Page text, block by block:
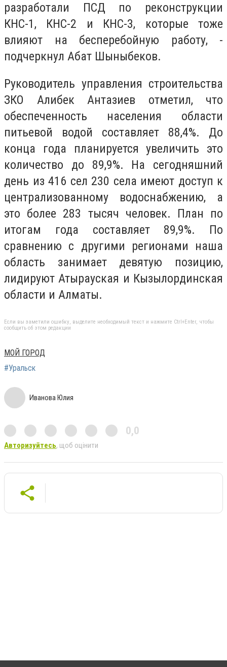
разработали ПСД по реконструкции
КНС-1, КНС-2 и КНС-3, которые тоже
влияют на бесперебойную работу, -
подчеркнул Абат Шыныбеков.
Руководитель управления строительства
ЗКО Алибек Антазиев отметил, что
обеспеченность населения области
питьевой водой составляет 88,4%. До
конца года планируется увеличить это
количество до 89,9%. На сегодняшний
день из 416 сел 230 села имеют доступ к
централизованному водоснабжению, а
это более 283 тысяч человек. План по
итогам года составляет 89,9%. По
сравнению с другими регионами наша
область занимает девятую позицию,
лидируют Атырауская и Кызылординская
области и Алматы.
Если вы заметили ошибку, выделите необходимый текст и нажмите Ctrl+Enter, чтобы
сообщить об этом редакции
МОЙ ГОРОД
#Уральск
Иванова Юлия
0,0
Авторизуйтесь, щоб оцінити